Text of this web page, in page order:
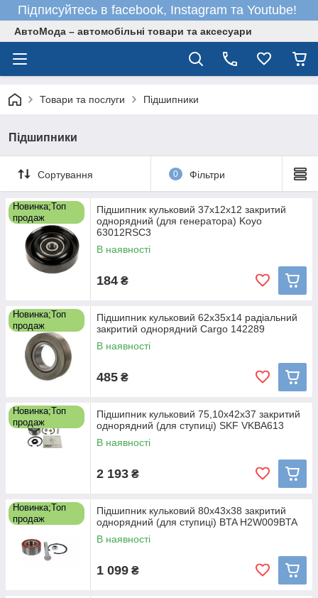
Підписуйтесь в facebook, Instagram та Youtube!
АвтоМода – автомобільні товари та аксесуари
Товари та послуги Підшипники
Підшипники
Сортування 0 Фільтри
Новинка;Топ
продаж
Підшипник кульковий 37x12x12 закритий
однорядний (для генератора) Koyo
63012RSC3
В наявності
184 ₴
Новинка;Топ
продаж
Підшипник кульковий 62x35x14 радіальний
закритий однорядний Cargo 142289
В наявності
485 ₴
Новинка;Топ
продаж
Підшипник кульковий 75,10x42x37 закритий
однорядний (для ступиці) SKF VKBA613
В наявності
2 193 ₴
Новинка;Топ
продаж
Підшипник кульковий 80x43x38 закритий
однорядний (для ступиці) BTA H2W009BTA
В наявності
1 099 ₴